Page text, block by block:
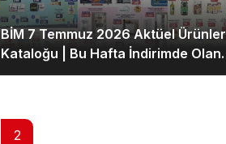
BİM 7 Temmuz 2026 Aktüel Ürünler
Kataloğu | Bu Hafta İndirimde Olan
Ürünler
2